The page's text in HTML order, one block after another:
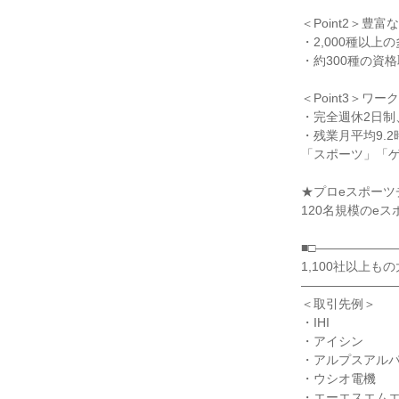
＜Point2＞豊富
・2,000種以上
・約300種の資
＜Point3＞ワー
・完全週休2日
・残業月平均
「スポーツ」「
★プロeスポーツ
120名規模のeス
1,100社以上も
＜取引先例＞
・IHI
・アイシン
・アルプスアル
・ウシオ電機